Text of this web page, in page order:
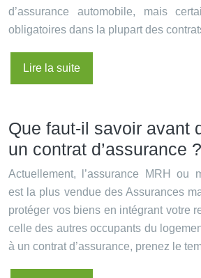
d’assurance automobile, mais
obligatoires dans la plupart des
Lire la suite
Que faut-il savoir avant
un contrat d’assurance ?
Actuellement, l’assurance MRH ou
est la plus vendue des Assurances
protéger vos biens en intégrant votre
celle des autres occupants du
à un contrat d’assurance, prenez le